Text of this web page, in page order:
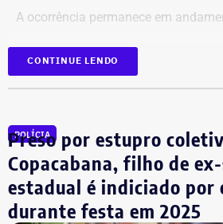
A ocorrência permanece em
*Em atualização
CONTINUE LENDO
POLÍCIA
Preso por estupro
Copacabana, filho de
estadual é indiciado por
durante festa em 2025